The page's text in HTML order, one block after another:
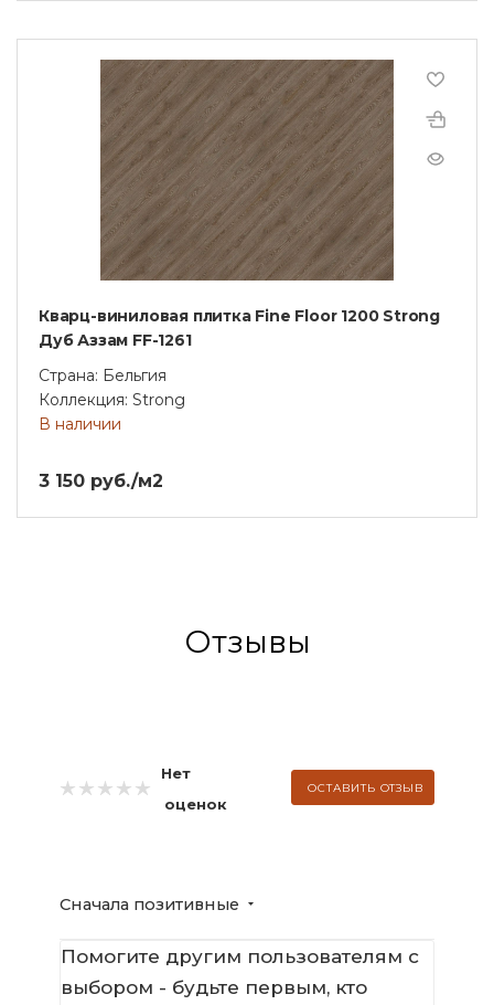
Кварц-виниловая плитка Fine Floor 1200 Strong
Дуб Аззам FF-1261
Страна: Бельгия
Коллекция: Strong
В наличии
3 150 руб./м2
Отзывы
Нет
оценок
ОСТАВИТЬ ОТЗЫВ
Сначала позитивные
Помогите другим пользователям с
выбором - будьте первым, кто